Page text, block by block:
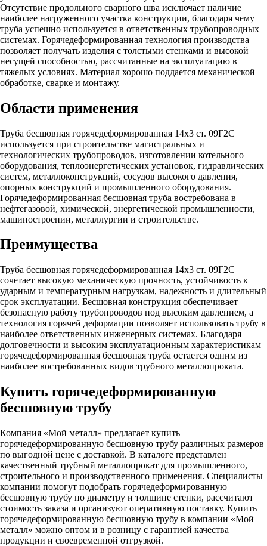
Отсутствие продольного сварного шва исключает наличие
наиболее нагруженного участка конструкции, благодаря чему
труба успешно используется в ответственных трубопроводных
системах. Горячедеформированная технология производства
позволяет получать изделия с толстыми стенками и высокой
несущей способностью, рассчитанные на эксплуатацию в
тяжелых условиях. Материал хорошо поддается механической
обработке, сварке и монтажу.
Области применения
Труба бесшовная горячедеформированная 14х3 ст. 09Г2С
используется при строительстве магистральных и
технологических трубопроводов, изготовлении котельного
оборудования, теплоэнергетических установок, гидравлических
систем, металлоконструкций, сосудов высокого давления,
опорных конструкций и промышленного оборудования.
Горячедеформированная бесшовная труба востребована в
нефтегазовой, химической, энергетической промышленности,
машиностроении, металлургии и строительстве.
Преимущества
Труба бесшовная горячедеформированная 14х3 ст. 09Г2С
сочетает высокую механическую прочность, устойчивость к
ударным и температурным нагрузкам, надежность и длительный
срок эксплуатации. Бесшовная конструкция обеспечивает
безопасную работу трубопроводов под высоким давлением, а
технология горячей деформации позволяет использовать трубу в
наиболее ответственных инженерных системах. Благодаря
долговечности и высоким эксплуатационным характеристикам
горячедеформированная бесшовная труба остается одним из
наиболее востребованных видов трубного металлопроката.
Купить горячедеформированную
бесшовную трубу
Компания «Мой металл» предлагает купить
горячедеформированную бесшовную трубу различных размеров
по выгодной цене с доставкой. В каталоге представлен
качественный трубный металлопрокат для промышленного,
строительного и производственного применения. Специалисты
компании помогут подобрать горячедеформированную
бесшовную трубу по диаметру и толщине стенки, рассчитают
стоимость заказа и организуют оперативную поставку. Купить
горячедеформированную бесшовную трубу в компании «Мой
металл» можно оптом и в розницу с гарантией качества
продукции и своевременной отгрузкой.